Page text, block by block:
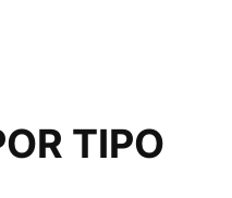
TIPO